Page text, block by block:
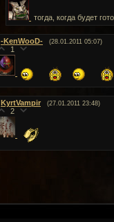
тогда, когда будет
-KenWooD- (28.01.2011 05:07)
1
KyrtVampir (27.01.2011 23:48)
2